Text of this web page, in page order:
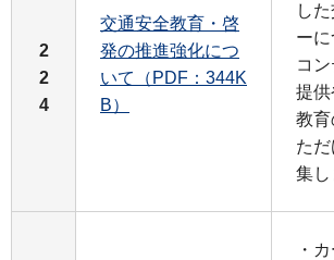
2
2
4
交通安全教育・啓
発の推進強化につ
いて（PDF：344K
B）
し
ー
コ
提供
教育
た
集し
・